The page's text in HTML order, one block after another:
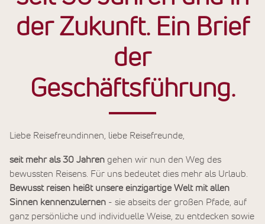
der Zukunft. Ein Brief
der
Geschäftsführung.
Liebe Reisefreundinnen, liebe Reisefreunde,
seit mehr als 30 Jahren gehen wir nun den Weg des
bewussten Reisens. Für uns bedeutet dies mehr als Urlaub.
Bewusst reisen heißt unsere einzigartige Welt mit allen
Sinnen kennenzulernen - sie abseits der großen Pfade, auf
ganz persönliche und individuelle Weise, zu entdecken sowie